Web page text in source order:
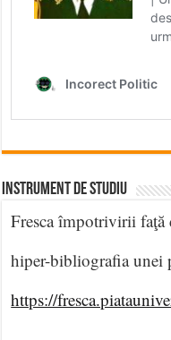
INSTRUMENT DE STUDIU
Fresca împotrivirii faţă
hiper-bibliografia unei
https://